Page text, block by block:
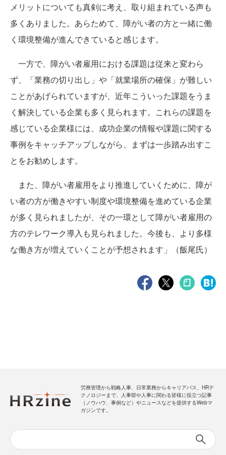
メリットについても真剣に考え、取り組まれている声も
多くありました。あらためて、障がい者の方と一緒に働
く環境整備が進んできていると感じます。
一方で、障がい者雇用における課題は従来と変わら
ず、「業務の切り出し」や「就業場所の確保」が難しい
ことがあげられていますが、近年こういった課題をうま
く解決している企業も多く見られます。これらの課題を
感じている企業様には、成功企業の情報や課題に関する
事例をキャッチアップしながら、まずは一歩踏み出すこ
とをお勧めします。
また、障がい者雇用をより推進していくために、障が
い者の方が働きやすい制度や環境整備を進めている企業
が多く見られましたが、その一環として障がい者雇用の
方のテレワーク導入も見られました。今後も、より多様
な働き方が増えていくことが予想されます」（飯尾氏）
労務管理から戦略人事、日常業務からキャリアパス、HRテ
クノロジーまで、人事部や人事に関わる皆様に役立つ記事
（ノウハウ、事例など）やニュースなどを提供するWebマ
ガジンです。